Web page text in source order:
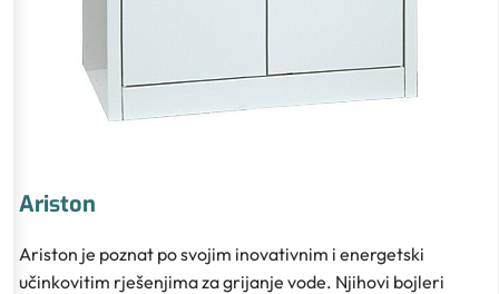
Ariston
Ariston je poznat po svojim inovativnim i energetski
učinkovitim rješenjima za grijanje vode. Njihovi bojleri